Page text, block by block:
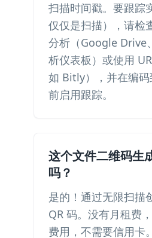
扫描时间戳。要跟踪
仅仅是扫描），请检
分析（Google Drive
析仪表板）或使用
如 Bitly），并在编码
前启用跟踪。
这个文件二维码生
吗？
是的！通过无限扫描
QR 码。没有月租费
费用，不需要信用卡